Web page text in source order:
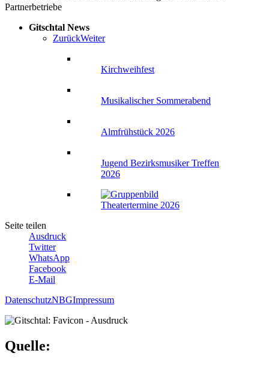
Partnerbetriebe
Gitschtal News
ZurückWeiter
Kirchweihfest
Musikalischer Sommerabend
Almfrühstück 2026
Jugend Bezirksmusiker Treffen
2026
Theatertermine 2026
Seite teilen
Ausdruck
Twitter
WhatsApp
Facebook
E-Mail
DatenschutzNBGImpressum
Quelle: